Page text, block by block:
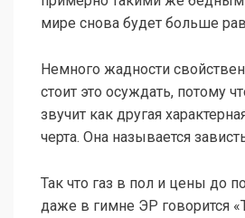
мире снова будет больше
Немного жадности
стоит это осуждать, потому
звучит как другая
черта. Она называется
Так что газ в пол и цены до
даже в гимне ЭР говорится